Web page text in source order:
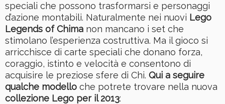
speciali che possono trasformarsi e personaggi
d’azione montabili. Naturalmente nei nuovi Lego
Legends of Chima non mancano i set che
stimolano l’esperienza costruttiva. Ma il gioco si
arricchisce di carte speciali che donano forza,
coraggio, istinto e velocità e consentono di
acquisire le preziose sfere di Chi. Qui a seguire
qualche modello che potrete trovare nella nuova
collezione Lego per il 2013: